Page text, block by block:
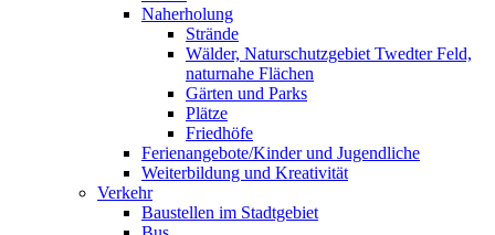
Naherholung
Strände
Wälder, Naturschutzgebiet Twedter Feld,
naturnahe Flächen
Gärten und Parks
Plätze
Friedhöfe
Ferienangebote/Kinder und Jugendliche
Weiterbildung und Kreativität
Verkehr
Baustellen im Stadtgebiet